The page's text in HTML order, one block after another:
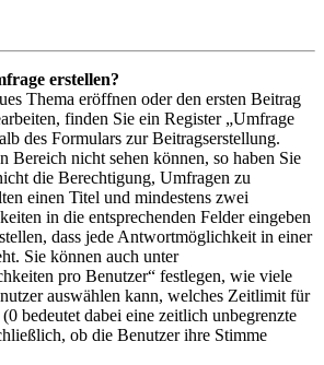
erstellen?
Thema eröffnen oder den ersten Beitrag
finden Sie ein Register „Umfrage
des Formulars zur Beitragserstellung.
Bereich nicht sehen können, so haben Sie
die Berechtigung, Umfragen zu
einen Titel und mindestens zwei
in die entsprechenden Felder eingeben
dass jede Antwortmöglichkeit in einer
Sie können auch unter
pro Benutzer“ festlegen, wie viele
auswählen kann, welches Zeitlimit für
bedeutet dabei eine zeitlich unbegrenzte
ob die Benutzer ihre Stimme